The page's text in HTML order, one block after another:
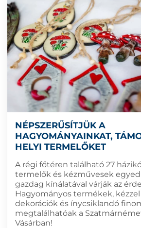
NÉPSZERŰSÍTJÜK A
HAGYOMÁNYAINKAT,
HELYI TERMELŐKET
A régi főtéren található 27
termelők és kézművesek
gazdag kínálatával várják az
Hagyományos termékek,
dekorációk és ínycsiklandó
megtalálhatóak a
Vásárban!